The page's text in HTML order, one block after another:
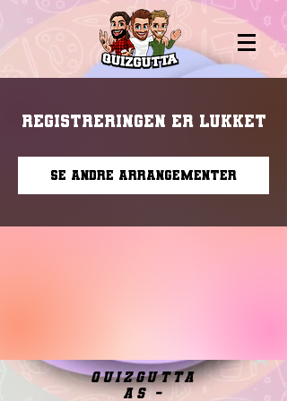
Registreringen er lukket
Se andre arrangementer
quizgutta
as -